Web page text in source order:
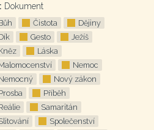
Dokument
Čistota
Dějiny
Gesto
Ježíš
Láska
Nemoc
Nový zákon
Příběh
Samaritán
Společenství